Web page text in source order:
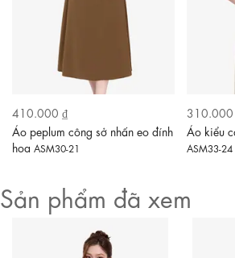
410.000 ₫
Áo peplum công sở nhấn eo đính
hoa ASM30-21
310.000
Áo kiểu
ASM33-24
Sản phẩm đã xem